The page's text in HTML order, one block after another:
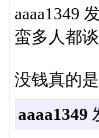
aaaa1349
蛮多人都
没钱真的
aaaa1349